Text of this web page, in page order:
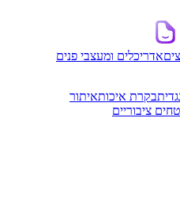
אדריכלים ומעצבי פנים
בקרת איכותאיתור
ציבוריים